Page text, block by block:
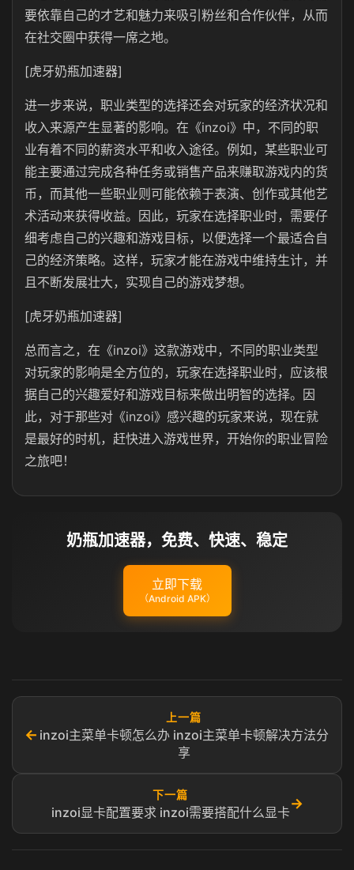
要依靠自己的才艺和魅力来吸引粉丝和合作伙伴，从而
在社交圈中获得一席之地。
[虎牙奶瓶加速器]
进一步来说，职业类型的选择还会对玩家的经济状况和
收入来源产生显著的影响。在《inzoi》中，不同的职
业有着不同的薪资水平和收入途径。例如，某些职业可
能主要通过完成各种任务或销售产品来赚取游戏内的货
币，而其他一些职业则可能依赖于表演、创作或其他艺
术活动来获得收益。因此，玩家在选择职业时，需要仔
细考虑自己的兴趣和游戏目标，以便选择一个最适合自
己的经济策略。这样，玩家才能在游戏中维持生计，并
且不断发展壮大，实现自己的游戏梦想。
[虎牙奶瓶加速器]
总而言之，在《inzoi》这款游戏中，不同的职业类型
对玩家的影响是全方位的，玩家在选择职业时，应该根
据自己的兴趣爱好和游戏目标来做出明智的选择。因
此，对于那些对《inzoi》感兴趣的玩家来说，现在就
是最好的时机，赶快进入游戏世界，开始你的职业冒险
之旅吧！
奶瓶加速器，免费、快速、稳定
立即下载
（Android APK）
←
上一篇
inzoi主菜单卡顿怎么办 inzoi主菜单卡顿解决方法分
享
下一篇
inzoi显卡配置要求 inzoi需要搭配什么显卡
→